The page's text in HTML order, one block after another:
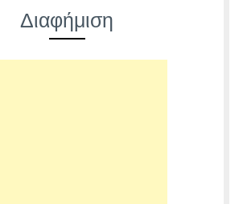
Διαφήμιση